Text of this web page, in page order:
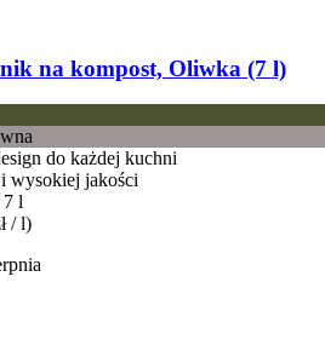
na kompost, Oliwka (7 l)
do każdej kuchni
wysokiej jakości
7 l
/ l)